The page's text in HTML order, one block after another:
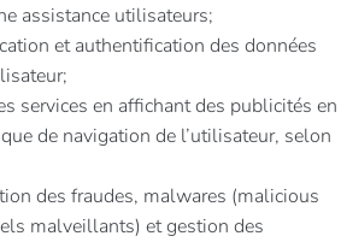
assistance utilisateurs;
et authentification des données
services en affichant des publicités en
de navigation de l’utilisateur, selon
des fraudes, malwares (malicious
malveillants) et gestion des